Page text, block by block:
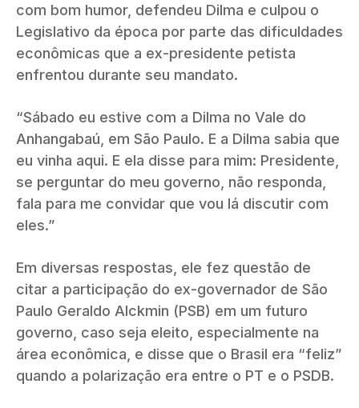
com bom humor, defendeu Dilma e culpou o
Legislativo da época por parte das dificuldades
econômicas que a ex-presidente petista
enfrentou durante seu mandato.
“Sábado eu estive com a Dilma no Vale do
Anhangabaú, em São Paulo. E a Dilma sabia que
eu vinha aqui. E ela disse para mim: Presidente,
se perguntar do meu governo, não responda,
fala para me convidar que vou lá discutir com
eles.”
Em diversas respostas, ele fez questão de
citar a participação do ex-governador de São
Paulo Geraldo Alckmin (PSB) em um futuro
governo, caso seja eleito, especialmente na
área econômica, e disse que o Brasil era “feliz”
quando a polarização era entre o PT e o PSDB.